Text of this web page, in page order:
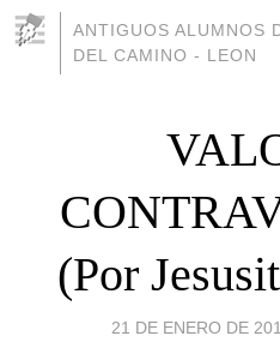
ANTIGUOS ALUMNOS
DEL CAMINO - LEON
(Por
21 DE ENERO DE